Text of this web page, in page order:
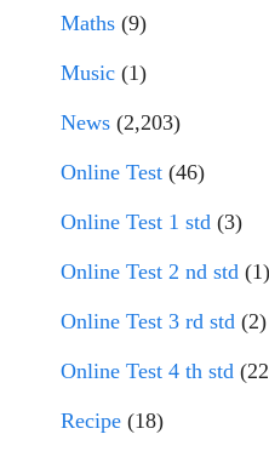
Maths (9)
Music (1)
News (2,203)
Online Test (46)
Online Test 1 std (3)
Online Test 2 nd std (1)
Online Test 3 rd std (2)
Online Test 4 th std
Recipe (18)